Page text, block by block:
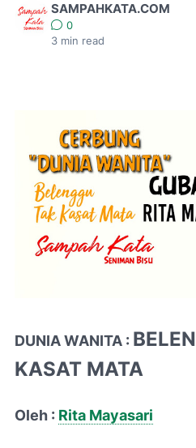
SAMPAHKATA.COM
0
3 min read
DUNIA WANITA :
KASAT MATA
Oleh : Rita Mayasari